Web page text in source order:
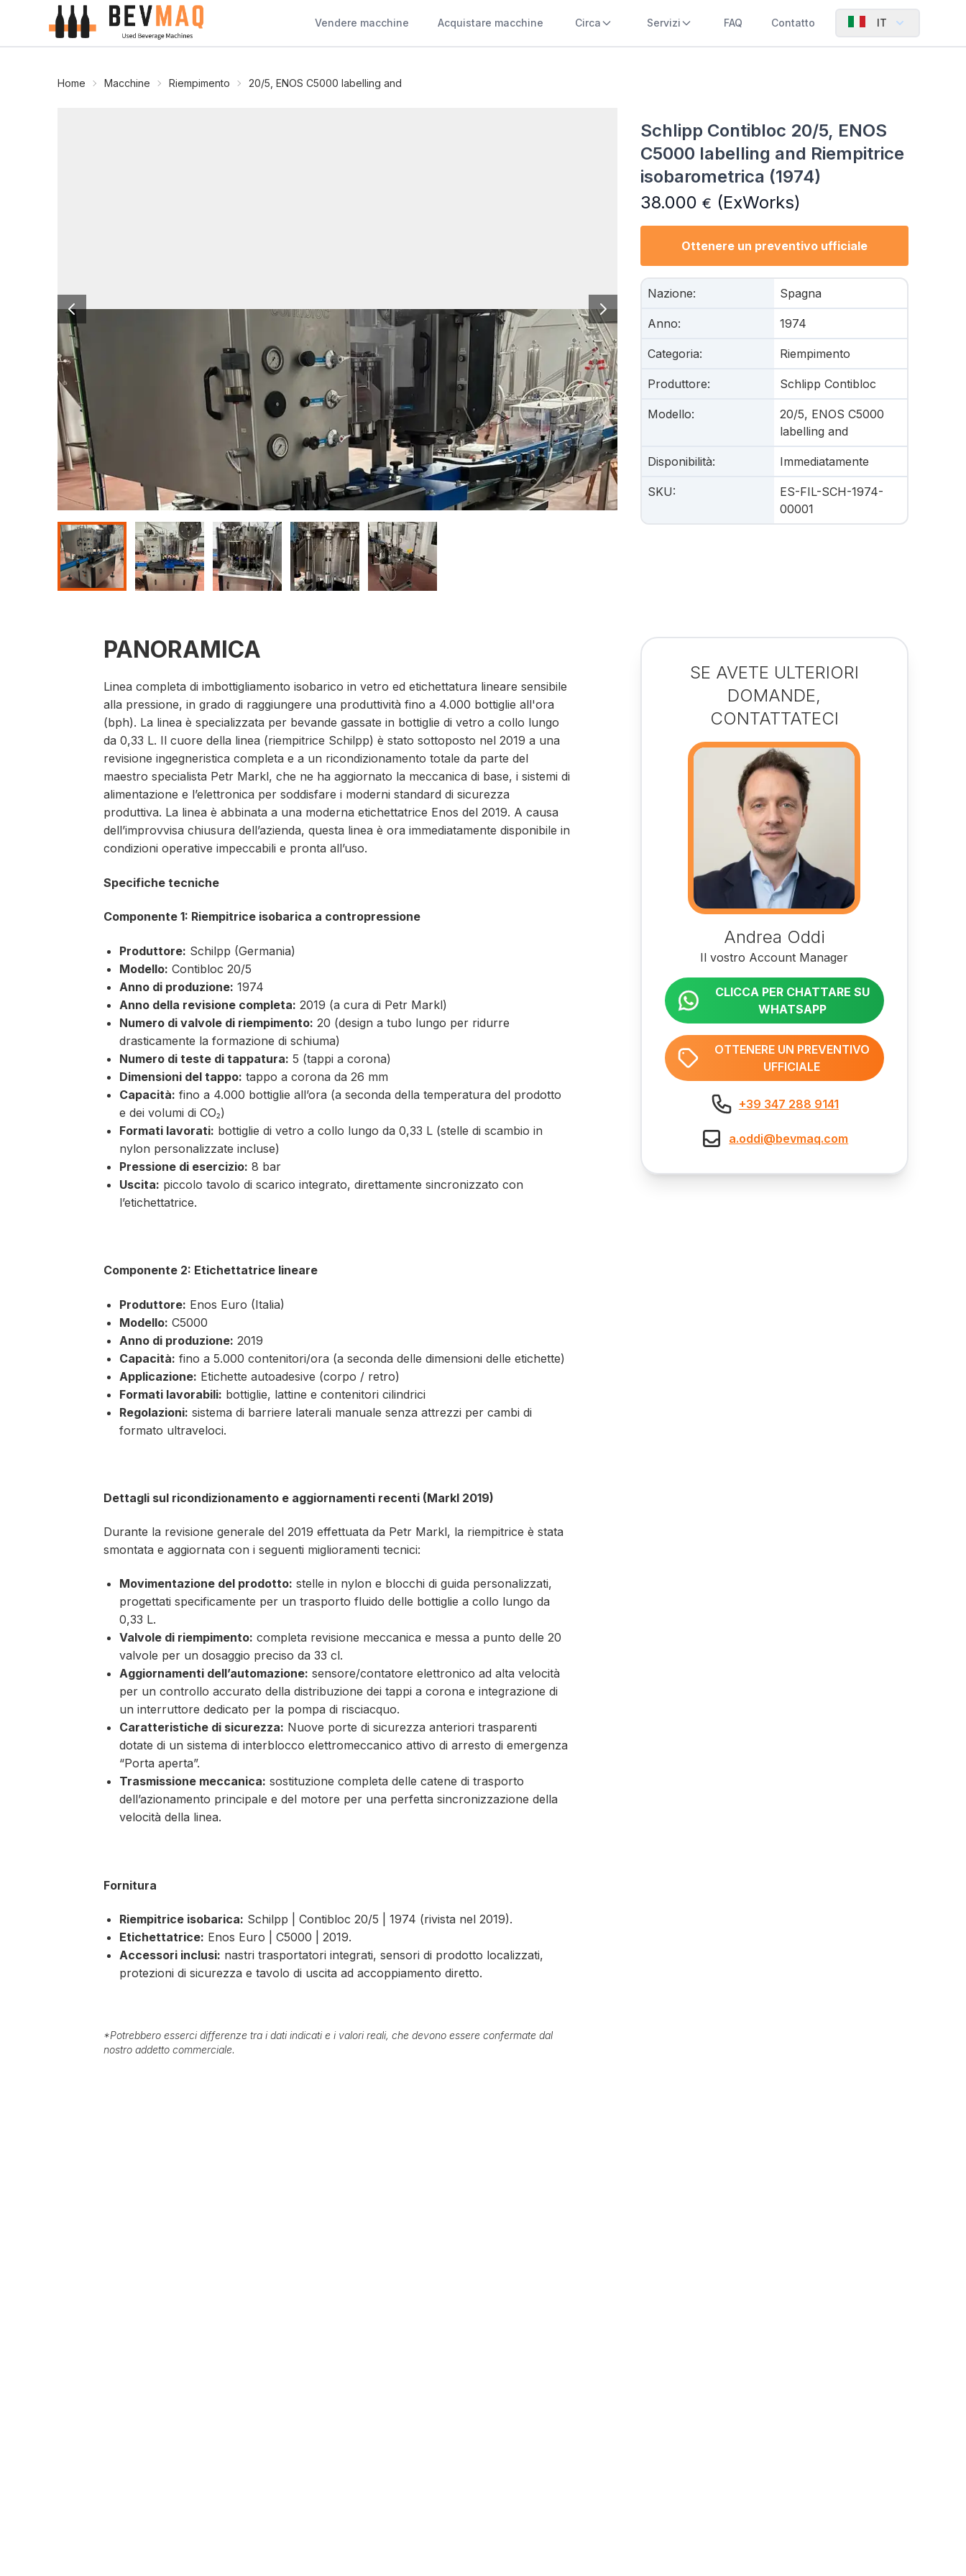
Vendere macchine Acquistare macchine Circa Servizi FAQ Contatto IT
Home Macchine Riempimento 20/5, ENOS C5000 labelling and
Schlipp Contibloc 20/5, ENOS
C5000 labelling and Riempitrice
isobarometrica (1974)
38.000 € (ExWorks)
Ottenere un preventivo ufficiale
Nazione: Spagna
Anno: 1974
Categoria: Riempimento
Produttore: Schlipp Contibloc
Modello:
20/5, ENOS C5000
labelling and
Disponibilità: Immediatamente
SKU:
ES-FIL-SCH-1974-
00001
PANORAMICA
Linea completa di imbottigliamento isobarico in vetro ed etichettatura lineare sensibile
alla pressione, in grado di raggiungere una produttività fino a 4.000 bottiglie all'ora
(bph). La linea è specializzata per bevande gassate in bottiglie di vetro a collo lungo
da 0,33 L. Il cuore della linea (riempitrice Schilpp) è stato sottoposto nel 2019 a una
revisione ingegneristica completa e a un ricondizionamento totale da parte del
maestro specialista Petr Markl, che ne ha aggiornato la meccanica di base, i sistemi di
alimentazione e l’elettronica per soddisfare i moderni standard di sicurezza
produttiva. La linea è abbinata a una moderna etichettatrice Enos del 2019. A causa
dell’improvvisa chiusura dell’azienda, questa linea è ora immediatamente disponibile in
condizioni operative impeccabili e pronta all’uso.
Specifiche tecniche
Componente 1: Riempitrice isobarica a contropressione
Produttore: Schilpp (Germania)
Modello: Contibloc 20/5
Anno di produzione: 1974
Anno della revisione completa: 2019 (a cura di Petr Markl)
Numero di valvole di riempimento: 20 (design a tubo lungo per ridurre
drasticamente la formazione di schiuma)
Numero di teste di tappatura: 5 (tappi a corona)
Dimensioni del tappo: tappo a corona da 26 mm
Capacità: fino a 4.000 bottiglie all’ora (a seconda della temperatura del prodotto
e dei volumi di CO₂)
Formati lavorati: bottiglie di vetro a collo lungo da 0,33 L (stelle di scambio in
nylon personalizzate incluse)
Pressione di esercizio: 8 bar
Uscita: piccolo tavolo di scarico integrato, direttamente sincronizzato con
l’etichettatrice.
Componente 2: Etichettatrice lineare
Produttore: Enos Euro (Italia)
Modello: C5000
Anno di produzione: 2019
Capacità: fino a 5.000 contenitori/ora (a seconda delle dimensioni delle etichette)
Applicazione: Etichette autoadesive (corpo / retro)
Formati lavorabili: bottiglie, lattine e contenitori cilindrici
Regolazioni: sistema di barriere laterali manuale senza attrezzi per cambi di
formato ultraveloci.
Dettagli sul ricondizionamento e aggiornamenti recenti (Markl 2019)
Durante la revisione generale del 2019 effettuata da Petr Markl, la riempitrice è stata
smontata e aggiornata con i seguenti miglioramenti tecnici:
Movimentazione del prodotto: stelle in nylon e blocchi di guida personalizzati,
progettati specificamente per un trasporto fluido delle bottiglie a collo lungo da
0,33 L.
Valvole di riempimento: completa revisione meccanica e messa a punto delle 20
valvole per un dosaggio preciso da 33 cl.
Aggiornamenti dell’automazione: sensore/contatore elettronico ad alta velocità
per un controllo accurato della distribuzione dei tappi a corona e integrazione di
un interruttore dedicato per la pompa di risciacquo.
Caratteristiche di sicurezza: Nuove porte di sicurezza anteriori trasparenti
dotate di un sistema di interblocco elettromeccanico attivo di arresto di emergenza
“Porta aperta”.
Trasmissione meccanica: sostituzione completa delle catene di trasporto
dell’azionamento principale e del motore per una perfetta sincronizzazione della
velocità della linea.
Fornitura
Riempitrice isobarica: Schilpp | Contibloc 20/5 | 1974 (rivista nel 2019).
Etichettatrice: Enos Euro | C5000 | 2019.
Accessori inclusi: nastri trasportatori integrati, sensori di prodotto localizzati,
protezioni di sicurezza e tavolo di uscita ad accoppiamento diretto.
*Potrebbero esserci differenze tra i dati indicati e i valori reali, che devono essere confermate dal
nostro addetto commerciale.
SE AVETE ULTERIORI
DOMANDE,
CONTATTATECI
Andrea Oddi
Il vostro Account Manager
CLICCA PER CHATTARE SU
WHATSAPP
OTTENERE UN PREVENTIVO
UFFICIALE
+39 347 288 9141
a.oddi@bevmaq.com